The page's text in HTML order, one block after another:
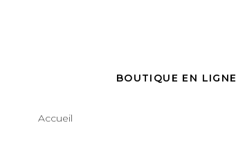
BOUTIQUE EN LIGNE
Accueil